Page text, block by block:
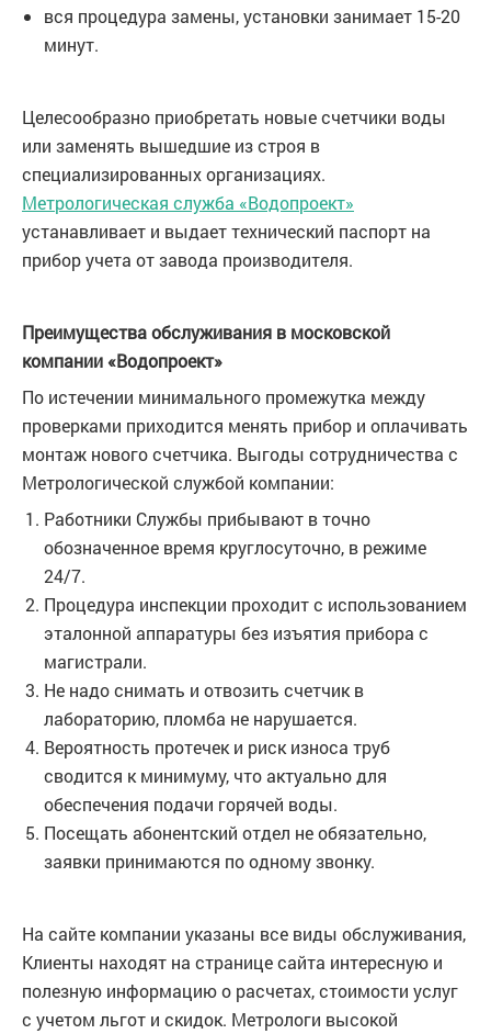
вся процедура замены, установки занимает 15-20
минут.
Целесообразно приобретать новые счетчики воды
или заменять вышедшие из строя в
специализированных организациях.
Метрологическая служба «Водопроект»
устанавливает и выдает технический паспорт на
прибор учета от завода производителя.
Преимущества обслуживания в московской
компании «Водопроект»
По истечении минимального промежутка между
проверками приходится менять прибор и оплачивать
монтаж нового счетчика. Выгоды сотрудничества с
Метрологической службой компании:
Работники Службы прибывают в точно
обозначенное время круглосуточно, в режиме
24/7.
Процедура инспекции проходит с использованием
эталонной аппаратуры без изъятия прибора с
магистрали.
Не надо снимать и отвозить счетчик в
лабораторию, пломба не нарушается.
Вероятность протечек и риск износа труб
сводится к минимуму, что актуально для
обеспечения подачи горячей воды.
Посещать абонентский отдел не обязательно,
заявки принимаются по одному звонку.
На сайте компании указаны все виды обслуживания,
Клиенты находят на странице сайта интересную и
полезную информацию о расчетах, стоимости услуг
с учетом льгот и скидок. Метрологи высокой